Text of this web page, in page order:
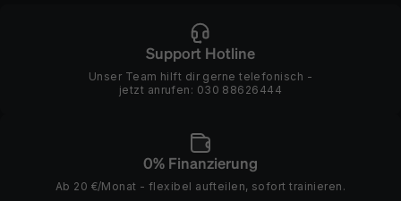
Support Hotline
Unser Team hilft dir gerne telefonisch -
jetzt anrufen: 030 88626444
0% Finanzierung
Ab 20 €/Monat - flexibel aufteilen, sofort trainieren.